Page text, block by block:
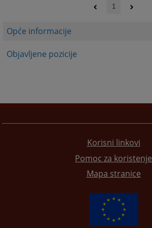
Opće informacije
Objavljene pozicije
1
Korisni linkovi
Pomoc za koristenje
Mapa stranice